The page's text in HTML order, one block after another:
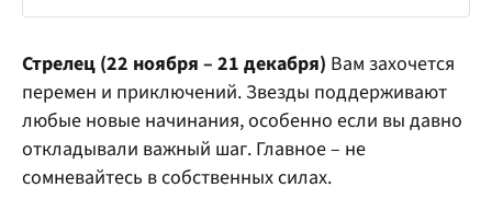
Стрелец (22 ноября – 21 декабря) Вам захочется
перемен и приключений. Звезды поддерживают
любые новые начинания, особенно если вы давно
откладывали важный шаг. Главное – не
сомневайтесь в собственных силах.